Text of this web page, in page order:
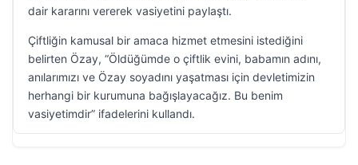
dair kararını vererek vasiyetini paylaştı.
Çiftliğin kamusal bir amaca hizmet etmesini istediğini
belirten Özay, “Öldüğümde o çiftlik evini, babamın adını,
anılarımızı ve Özay soyadını yaşatması için devletimizin
herhangi bir kurumuna bağışlayacağız. Bu benim
vasiyetimdir” ifadelerini kullandı.